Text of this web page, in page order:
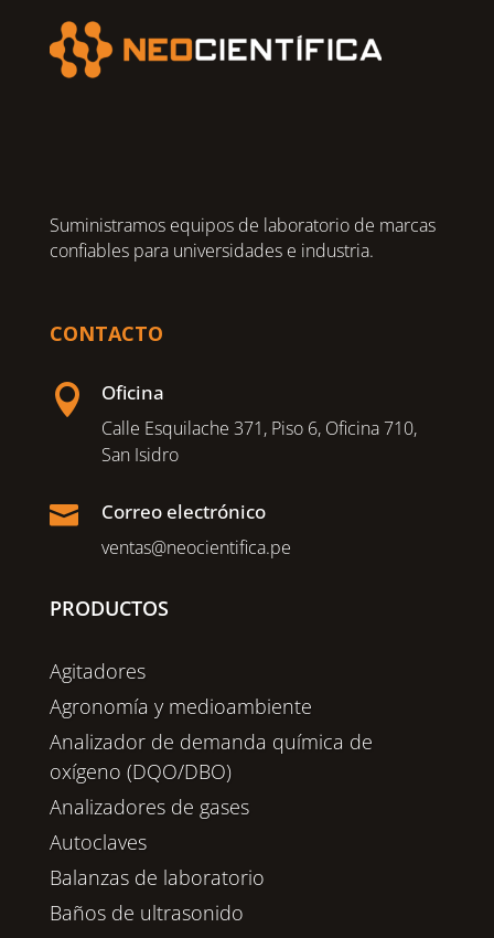
Suministramos equipos de laboratorio de marcas
confiables para universidades e industria.
CONTACTO
 Oficina
Calle Esquilache 371, Piso 6, Oficina 710,
San Isidro
 Correo electrónico
ventas@neocientifica.pe
PRODUCTOS
Agitadores
Agronomía y medioambiente
Analizador de demanda química de
oxígeno (DQO/DBO)
Analizadores de gases
Autoclaves
Balanzas de laboratorio
Baños de ultrasonido